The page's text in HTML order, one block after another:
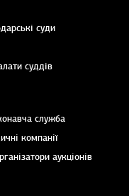
суди
суддів
служба
компанії
аукціонів